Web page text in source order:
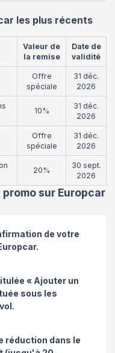
les plus récents
Valeur de
la remise
Date de
validité
Offre
spéciale
31 déc.
2026
10%
31 déc.
2026
Offre
spéciale
31 déc.
2026
20%
30 sept.
2026
sur Europcar
de votre
« Ajouter un
sous les
réduction dans le